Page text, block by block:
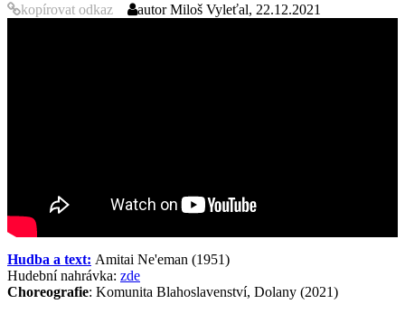
kopírovat odkaz autorMiloš Vyleťal, 22.12.2021
Hudba a text: Amitai Ne'eman (1951)
Hudební nahrávka: zde
Choreografie: Komunita Blahoslavenství, Dolany (2021)